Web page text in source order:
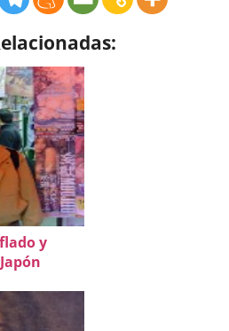
y